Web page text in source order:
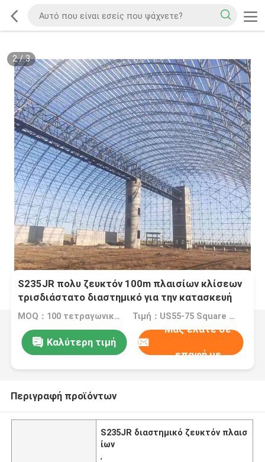
2/3
S235JR πολυ ζευκτόν 100m πλαισίων κλίσεων
τρισδιάστατο διαστημικό για την κατασκευή
υπόστεγων αεροπλάνων
MOQ：100 τετραγωνικά μέτρα Τιμή：US55-75 Square Meters
Καλύτερη τιμή
Μας ελάτε σε
επαφή με
Περιγραφή προϊόντων
S235JR διαστημικό ζευκτόν πλαισ
ίων
,